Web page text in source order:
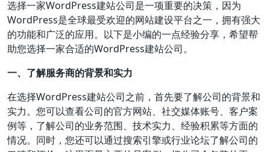
选择一家WordPress建站公司是一项重要的决策，因为
WordPress是全球最受欢迎的网站建设平台之一，拥有强大
的功能和广泛的应用。以下是小编的一点经验分享，希望帮
助您选择一家合适的WordPress建站公司。
一、了解服务商的背景和实力
在选择WordPress建站公司之前，首先要了解公司的背景和
实力。您可以查看公司的官方网站、社交媒体账号、客户案
例等，了解公司的业务范围、技术实力、经验积累等方面的
情况。同时，您还可以通过搜索引擎或行业论坛了解公司的